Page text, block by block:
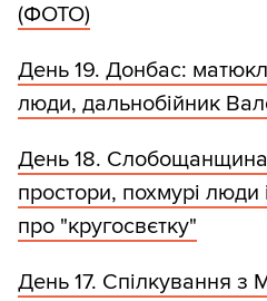
(ФОТО)
День 19. Донбас:
люди, дальнобійник
День 18. Слобощанщина
простори, похмурі люди
про "кругосвєтку"
День 17. Спілкування з